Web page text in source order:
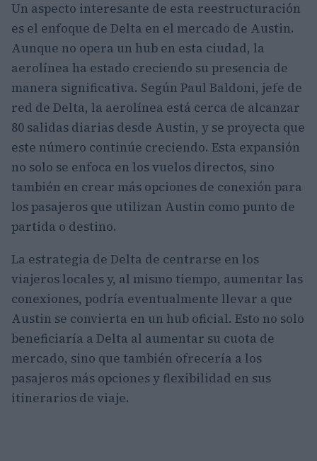
Un aspecto interesante de esta reestructuración
es el enfoque de Delta en el mercado de Austin.
Aunque no opera un hub en esta ciudad, la
aerolínea ha estado creciendo su presencia de
manera significativa. Según Paul Baldoni, jefe de
red de Delta, la aerolínea está cerca de alcanzar
80 salidas diarias desde Austin, y se proyecta que
este número continúe creciendo. Esta expansión
no solo se enfoca en los vuelos directos, sino
también en crear más opciones de conexión para
los pasajeros que utilizan Austin como punto de
partida o destino.
La estrategia de Delta de centrarse en los
viajeros locales y, al mismo tiempo, aumentar las
conexiones, podría eventualmente llevar a que
Austin se convierta en un hub oficial. Esto no solo
beneficiaría a Delta al aumentar su cuota de
mercado, sino que también ofrecería a los
pasajeros más opciones y flexibilidad en sus
itinerarios de viaje.